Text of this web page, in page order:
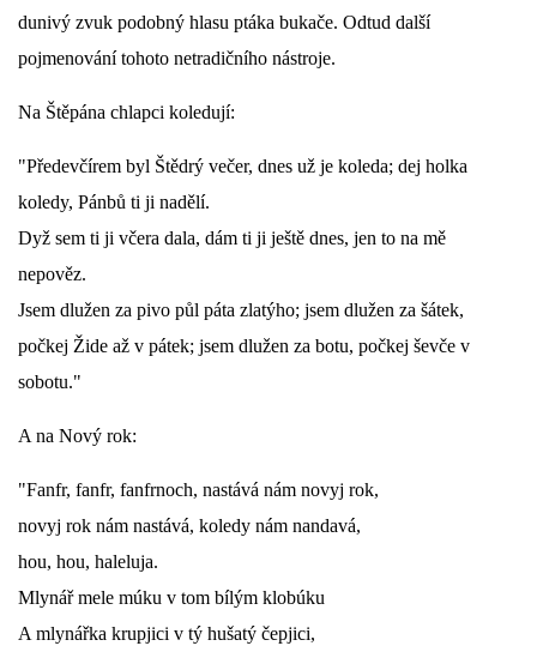
Kontakt:
info@domdej.cz
--------------------------------------------------------------
Tento projekt je realizován za finanční podpory
© 2026 eStránky.cz |Aktualizováno: 17. 7. 2026|Nahoru ↑
dunivý zvuk podobný hlasu ptáka bukače. Odtud další
pojmenování tohoto netradičního nástroje.
Na Štěpána chlapci koledují:
"Předevčírem byl Štědrý večer, dnes už je koleda; dej holka
koledy, Pánbů ti ji nadělí.
Dyž sem ti ji včera dala, dám ti ji ještě dnes, jen to na mě
nepověz.
Jsem dlužen za pivo půl páta zlatýho; jsem dlužen za šátek,
počkej Žide až v pátek; jsem dlužen za botu, počkej ševče v
sobotu."
A na Nový rok:
"Fanfr, fanfr, fanfrnoch, nastává nám novyj rok,
novyj rok nám nastává, koledy nám nandavá,
hou, hou, haleluja.
Mlynář mele múku v tom bílým klobúku
A mlynářka krupjici v tý hušatý čepjici,